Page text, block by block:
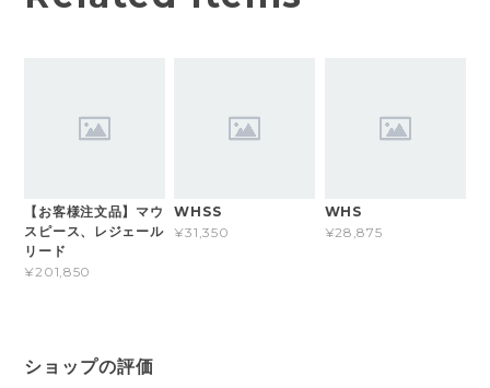
【お客様注文品】マウ
スピース、レジェール
リード
¥201,850
WHSS
¥31,350
WHS
¥28,875
ショップの評価